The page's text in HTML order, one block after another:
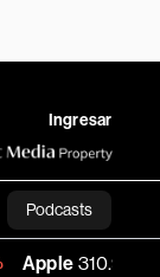
Ingresar
Podcasts
+0.55%